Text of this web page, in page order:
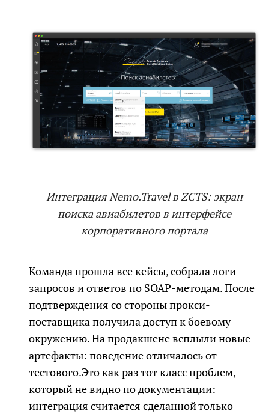
Интеграция Nemo.Travel в ZCTS: экран
поиска авиабилетов в интерфейсе
корпоративного портала
Команда прошла все кейсы, собрала логи
запросов и ответов по SOAP-методам. После
подтверждения со стороны прокси-
поставщика получила доступ к боевому
окружению. На продакшене всплыли новые
артефакты: поведение отличалось от
тестового.Это как раз тот класс проблем,
который не видно по документации:
интеграция считается сделанной только
СКАЧАТЬ ФАЙЛ